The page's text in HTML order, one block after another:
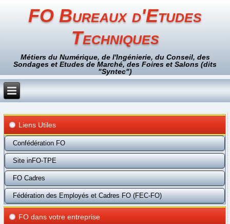
FO Bureaux d'Etudes
Techniques
Métiers du Numérique, de l'Ingénierie, du Conseil, des
Sondages et Etudes de Marché, des Foires et Salons (dits
"Syntec")
Liens Utiles
Confédération FO
Site inFO-TPE
FO Cadres
Fédération des Employés et Cadres FO (FEC-FO)
FO dans votre entreprise